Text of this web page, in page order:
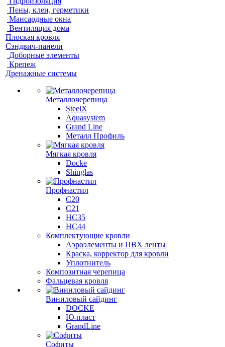
Пены, клеи, герметики
Мансардные окна
Вентиляция дома
Плоская кровля
Сэндвич-панели
Доборные элементы
Крепеж
Дренажные системы
Металлочерепица
SteelX
Aquasystem
Grand Line
Металл Профиль
Мягкая кровля
Docke
Shinglas
Профнастил
C20
C21
НС35
НС44
Комплектующие кровли
Аэроэлементы и ПВХ ленты
Краска, корректор для кровли
Уплотнитель
Композитная черепица
Фальцевая кровля
Виниловый сайдинг
DOCKE
Ю-пласт
GrandLine
Софиты